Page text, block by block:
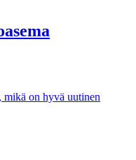
mikä on hyvä uutinen